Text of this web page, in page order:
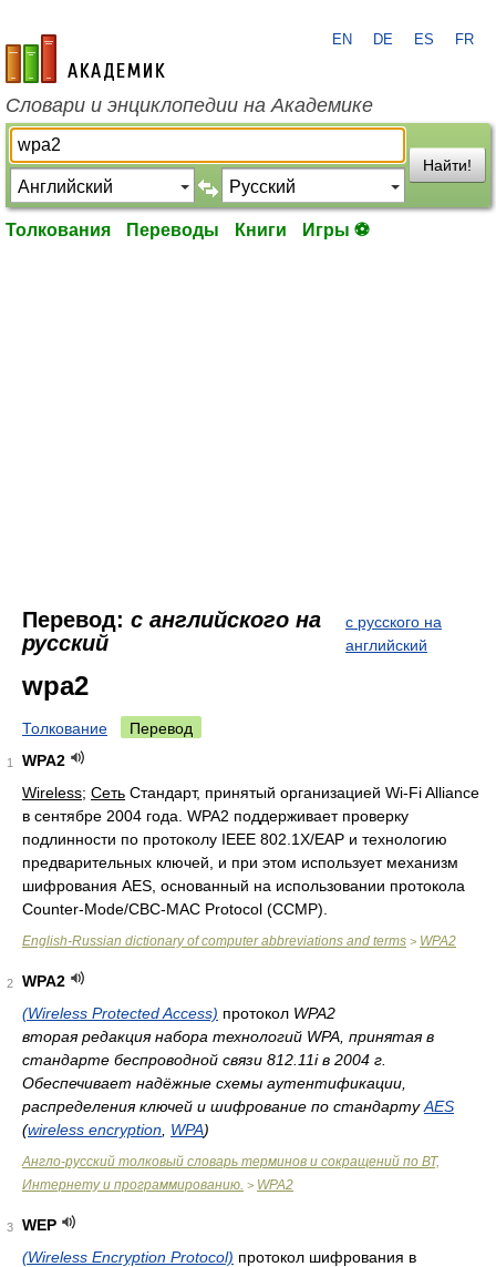
academic.ru
EN DE ES FR
Словари и энциклопедии на Академике
Найти!
Толкования Переводы Книги Игры ⚽
Перевод: с английского на
русский
с русского на
английский
wpa2
Толкование Перевод
1
WPA2
Wireless; Сеть Стандарт, принятый организацией Wi-Fi Alliance
в сентябре 2004 года. WPA2 поддерживает проверку
подлинности по протоколу IEEE 802.1X/EAP и технологию
предварительных ключей, и при этом использует механизм
шифрования AES, основанный на использовании протокола
Counter-Mode/CBC-MAC Protocol (CCMP).
English-Russian dictionary of computer abbreviations and terms > WPA2
2
WPA2
(Wireless Protected Access) протокол WPA2
вторая редакция набора технологий WPA, принятая в
стандарте беспроводной связи 812.11i в 2004 г.
Обеспечивает надёжные схемы аутентификации,
распределения ключей и шифрование по стандартуAES
(wireless encryption WPA)
Англо-русский толковый словарь терминов и сокращений по ВТ,
Интернету и программированию. > WPA2
3
WEP
(Wireless Encryption Protocol) протокол шифрования в